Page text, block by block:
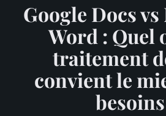
Google Docs
Word : Quel
traitement
convient le